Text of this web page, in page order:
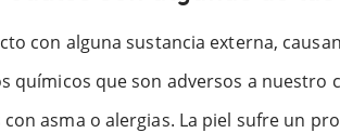
con alguna sustancia externa,
químicos que son adversos a nuestro
asma o alergias. La piel sufre un